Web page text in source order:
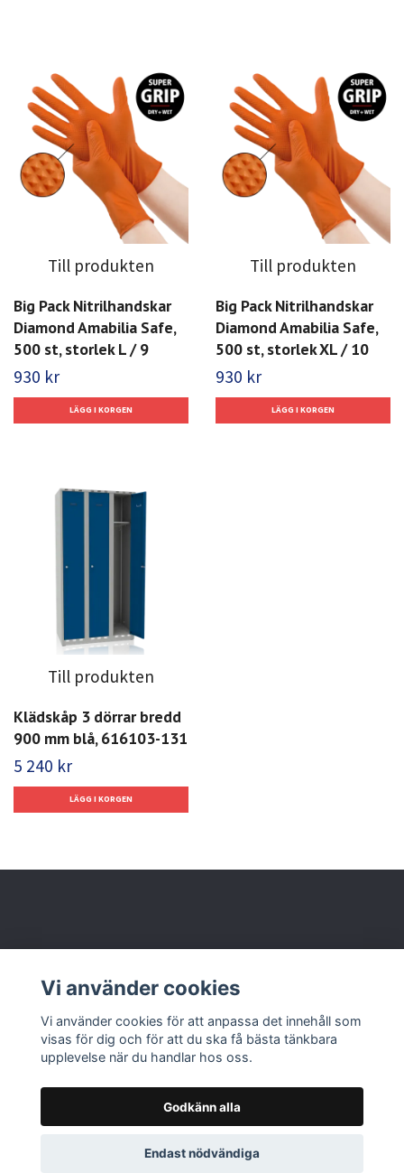
Till produkten
Big Pack Nitrilhandskar
Diamond Amabilia Safe,
500 st, storlek L / 9
930 kr
Till produkten
Big Pack Nitrilhandskar
Diamond Amabilia Safe,
500 st, storlek XL / 10
930 kr
Till produkten
Klädskåp 3 dörrar bredd
900 mm blå, 616103-131
5 240 kr
Läs mer
© 2026 Nolbox AB
Vi använder cookies
Vi använder cookies för att anpassa det innehåll som
visas för dig och för att du ska få bästa tänkbara
upplevelse när du handlar hos oss.
Godkänn alla
Endast nödvändiga